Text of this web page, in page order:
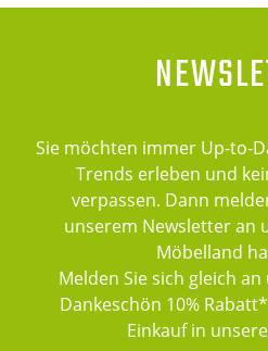
Sie möchten immer Up-to-
Trends erleben und
verpassen. Dann
unserem Newsletter an
Möbelland
Melden Sie sich gleich
Dankeschön 10%
Einkauf in